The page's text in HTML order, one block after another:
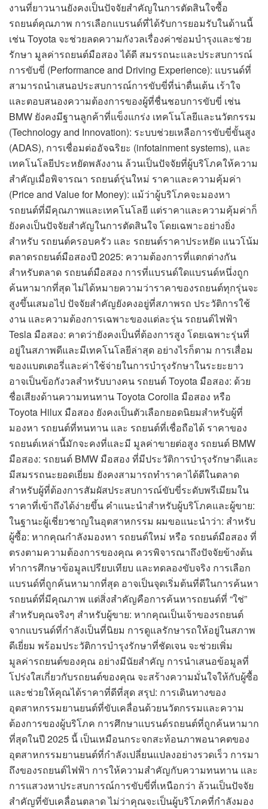
งานที่ยาวนานยังคงเป็นปัจจัยสำคัญในการตัดสินใจซื้อ
รถยนต์คุณภาพ การเลือกแบรนด์ที่ได้รับการยอมรับในด้านนี้
เช่น Toyota จะช่วยลดความกังวลเรื่องค่าซ่อมบำรุงและช่วย
รักษา มูลค่ารถยนต์มือสอง ได้ดี สมรรถนะและประสบการณ์
การขับขี่ (Performance and Driving Experience): แบรนด์ที่
สามารถนำเสนอประสบการณ์การขับขี่ที่น่าตื่นเต้น เร้าใจ
และตอบสนองความต้องการของผู้ที่ชื่นชอบการขับขี่ เช่น
BMW ยังคงมีฐานลูกค้าที่แข็งแกร่ง เทคโนโลยีและนวัตกรรม
(Technology and Innovation): ระบบช่วยเหลือการขับขี่ขั้นสูง
(ADAS), การเชื่อมต่ออัจฉริยะ (infotainment systems), และ
เทคโนโลยีประหยัดพลังงาน ล้วนเป็นปัจจัยที่ผู้บริโภคให้ความ
สำคัญเมื่อพิจารณา รถยนต์รุ่นใหม่ ราคาและความคุ้มค่า
(Price and Value for Money): แม้ว่าผู้บริโภคจะมองหา
รถยนต์ที่มีคุณภาพและเทคโนโลยี แต่ราคาและความคุ้มค่าก็
ยังคงเป็นปัจจัยสำคัญในการตัดสินใจ โดยเฉพาะอย่างยิ่ง
สำหรับ รถยนต์ครอบครัว และ รถยนต์ราคาประหยัด แนวโน้ม
ตลาดรถยนต์มือสองปี 2025: ความต้องการที่แตกต่างกัน
สำหรับตลาด รถยนต์มือสอง การที่แบรนด์ใดแบรนด์หนึ่งถูก
ค้นหามากที่สุด ไม่ได้หมายความว่าราคาของรถยนต์ทุกรุ่นจะ
สูงขึ้นเสมอไป ปัจจัยสำคัญยังคงอยู่ที่สภาพรถ ประวัติการใช้
งาน และความต้องการเฉพาะของแต่ละรุ่น รถยนต์ไฟฟ้า
Tesla มือสอง: คาดว่ายังคงเป็นที่ต้องการสูง โดยเฉพาะรุ่นที่
อยู่ในสภาพดีและมีเทคโนโลยีล่าสุด อย่างไรก็ตาม การเสื่อม
ของแบตเตอรี่และค่าใช้จ่ายในการบำรุงรักษาในระยะยาว
อาจเป็นข้อกังวลสำหรับบางคน รถยนต์ Toyota มือสอง: ด้วย
ชื่อเสียงด้านความทนทาน Toyota Corolla มือสอง หรือ
Toyota Hilux มือสอง ยังคงเป็นตัวเลือกยอดนิยมสำหรับผู้ที่
มองหา รถยนต์ที่ทนทาน และ รถยนต์ที่เชื่อถือได้ ราคาของ
รถยนต์เหล่านี้มักจะคงที่และมี มูลค่าขายต่อสูง รถยนต์ BMW
มือสอง: รถยนต์ BMW มือสอง ที่มีประวัติการบำรุงรักษาดีและ
มีสมรรถนะยอดเยี่ยม ยังคงสามารถทำราคาได้ดีในตลาด
สำหรับผู้ที่ต้องการสัมผัสประสบการณ์ขับขี่ระดับพรีเมียมใน
ราคาที่เข้าถึงได้ง่ายขึ้น คำแนะนำสำหรับผู้บริโภคและผู้ขาย:
ในฐานะผู้เชี่ยวชาญในอุตสาหกรรม ผมขอแนะนำว่า: สำหรับ
ผู้ซื้อ: หากคุณกำลังมองหา รถยนต์ใหม่ หรือ รถยนต์มือสอง ที่
ตรงตามความต้องการของคุณ ควรพิจารณาถึงปัจจัยข้างต้น
ทำการศึกษาข้อมูลเปรียบเทียบ และทดลองขับจริง การเลือก
แบรนด์ที่ถูกค้นหามากที่สุด อาจเป็นจุดเริ่มต้นที่ดีในการค้นหา
รถยนต์ที่มีคุณภาพ แต่สิ่งสำคัญคือการค้นหารถยนต์ที่ “ใช่”
สำหรับคุณจริงๆ สำหรับผู้ขาย: หากคุณเป็นเจ้าของรถยนต์
จากแบรนด์ที่กำลังเป็นที่นิยม การดูแลรักษารถให้อยู่ในสภาพ
ดีเยี่ยม พร้อมประวัติการบำรุงรักษาที่ชัดเจน จะช่วยเพิ่ม
มูลค่ารถยนต์ของคุณ อย่างมีนัยสำคัญ การนำเสนอข้อมูลที่
โปร่งใสเกี่ยวกับรถยนต์ของคุณ จะสร้างความมั่นใจให้กับผู้ซื้อ
และช่วยให้คุณได้ราคาที่ดีที่สุด สรุป: การเดินทางของ
อุตสาหกรรมยานยนต์ที่ขับเคลื่อนด้วยนวัตกรรมและความ
ต้องการของผู้บริโภค การศึกษาแบรนด์รถยนต์ที่ถูกค้นหามาก
ที่สุดในปี 2025 นี้ เป็นเหมือนกระจกสะท้อนภาพอนาคตของ
อุตสาหกรรมยานยนต์ที่กำลังเปลี่ยนแปลงอย่างรวดเร็ว การมา
ถึงของรถยนต์ไฟฟ้า การให้ความสำคัญกับความทนทาน และ
การแสวงหาประสบการณ์การขับขี่ที่เหนือกว่า ล้วนเป็นปัจจัย
สำคัญที่ขับเคลื่อนตลาด ไม่ว่าคุณจะเป็นผู้บริโภคที่กำลังมอง